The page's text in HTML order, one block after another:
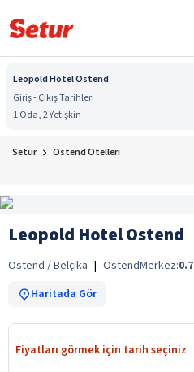
Leopold Hotel Ostend
Giriş - Çıkış Tarihleri
1 Oda, 2 Yetişkin
Setur Ostend Otelleri
Leopold Hotel Ostend
Ostend / Belçika | OstendMerkez:0.7
Haritada Gör
Fiyatları görmek için tarih seçiniz